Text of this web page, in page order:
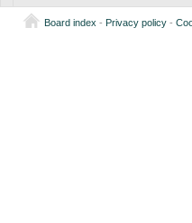
Board index - Privacy policy-